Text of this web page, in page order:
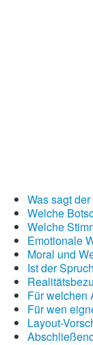
Was sagt
Welche
Welche
Emotionale
Moral und
Ist der
Für welchen
Für wen
Layout-